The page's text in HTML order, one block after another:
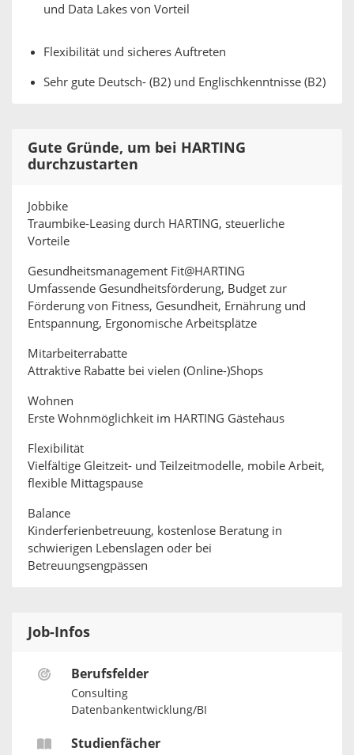
und Data Lakes von Vorteil
Flexibilität und sicheres Auftreten
Sehr gute Deutsch- (B2) und Englischkenntnisse (B2)
Gute Gründe, um bei HARTING
durchzustarten
Jobbike
Traumbike-Leasing durch HARTING, steuerliche
Vorteile
Gesundheitsmanagement Fit@HARTING
Umfassende Gesundheitsförderung, Budget zur
Förderung von Fitness, Gesundheit, Ernährung und
Entspannung, Ergonomische Arbeitsplätze
Mitarbeiterrabatte
Attraktive Rabatte bei vielen (Online-)Shops
Wohnen
Erste Wohnmöglichkeit im HARTING Gästehaus
Flexibilität
Vielfältige Gleitzeit- und Teilzeitmodelle, mobile Arbeit,
flexible Mittagspause
Balance
Kinderferienbetreuung, kostenlose Beratung in
schwierigen Lebenslagen oder bei
Betreuungsengpässen
Job-Infos
Berufsfelder
Consulting
Datenbankentwicklung/BI
Studienfächer